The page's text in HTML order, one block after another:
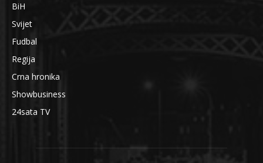
BiH
Svijet
Fudbal
Regija
Crna hronika
Showbusiness
24sata TV